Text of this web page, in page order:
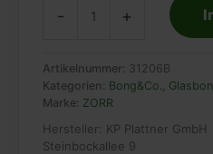
-
Glas
39cm
Schwarz
Menge
+
Artikelnummer: 31206B
Kategorien: Bong&Co.
Marke: ZORR
Hersteller: KP Plattner GmbH
Steinbockallee 9